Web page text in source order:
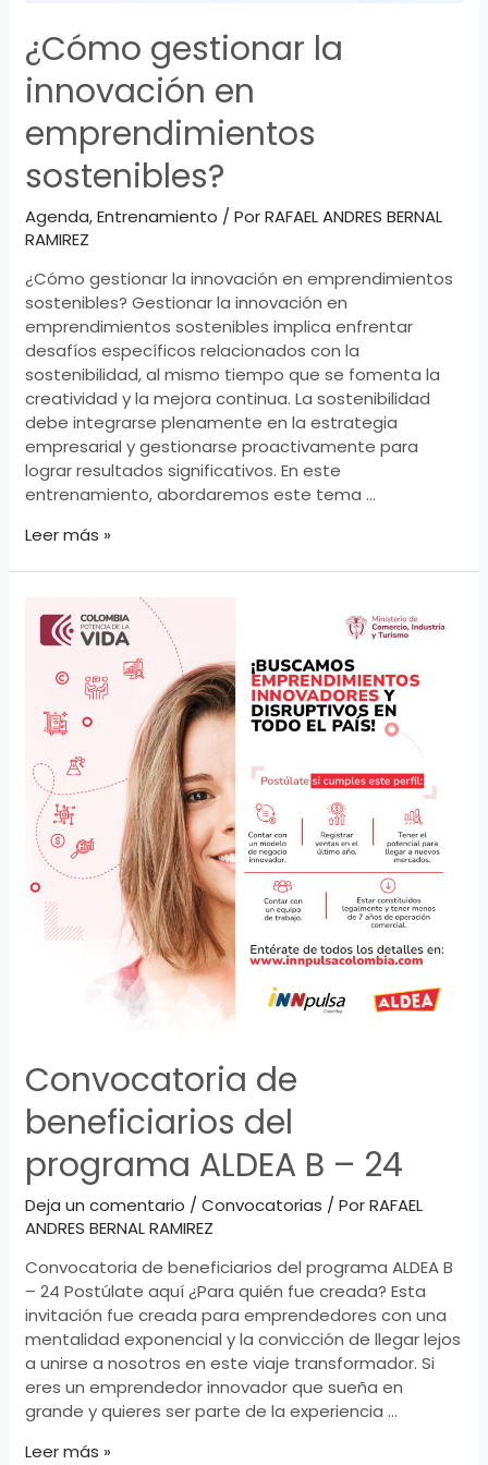
¿Cómo gestionar la
innovación en
emprendimientos
sostenibles?
Agenda,Entrenamiento / PorRAFAEL ANDRES BERNAL
RAMIREZ
¿Cómo gestionar la innovación en emprendimientos
sostenibles? Gestionar la innovación en
emprendimientos sostenibles implica enfrentar
desafíos específicos relacionados con la
sostenibilidad, al mismo tiempo que se fomenta la
creatividad y la mejora continua. La sostenibilidad
debe integrarse plenamente en la estrategia
empresarial y gestionarse proactivamente para
lograr resultados significativos. En este
entrenamiento, abordaremos este tema …
¿Cómo
emprendimientos
sostenibles?
Leer más »
Convocatoria de
beneficiarios del
programa ALDEA B – 24
Deja un comentario /Convocatorias / PorRAFAEL
ANDRES BERNAL RAMIREZ
Convocatoria de beneficiarios del programa ALDEA B
– 24 Postúlate aquí ¿Para quién fue creada? Esta
invitación fue creada para emprendedores con una
mentalidad exponencial y la convicción de llegar lejos
a unirse a nosotros en este viaje transformador. Si
eres un emprendedor innovador que sueña en
grande y quieres ser parte de la experiencia …
Convocatoria
Leer más »